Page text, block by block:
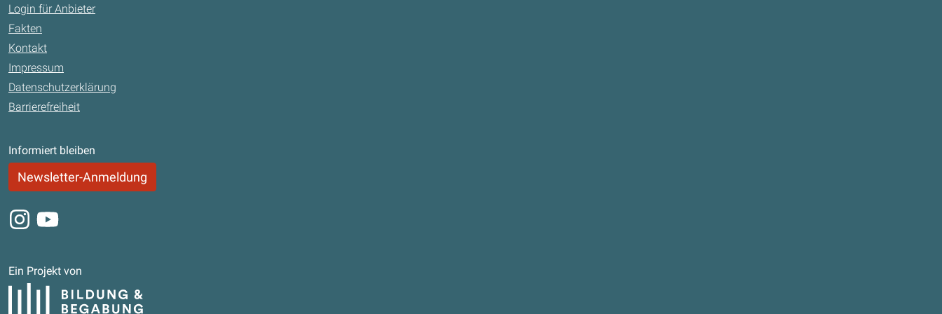
Login für Anbieter
Fakten
Kontakt
Impressum
Datenschutzerklärung
Barrierefreiheit
Informiert bleiben
Newsletter-Anmeldung
Instagram
Youtube
Ein Projekt von
Bildung und Begabung